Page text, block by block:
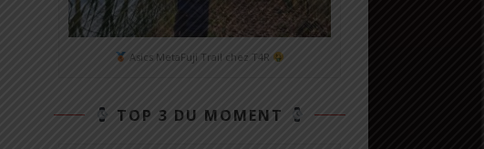
Asics MetaFuji Trail chez T4R
TOP 3 DU MOMENT